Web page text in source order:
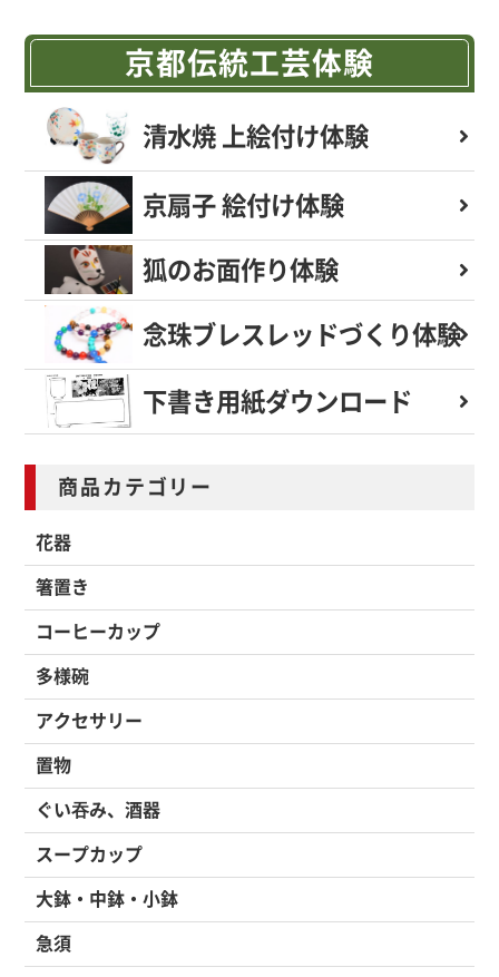
京都伝統工芸体験
清水焼 上絵付け体験
京扇子 絵付け体験
狐のお面作り体験
念珠ブレスレッドづくり体験
下書き用紙ダウンロード
商品カテゴリー
花器
箸置き
コーヒーカップ
多様碗
アクセサリー
置物
ぐい吞み、酒器
スープカップ
大鉢・中鉢・小鉢
急須